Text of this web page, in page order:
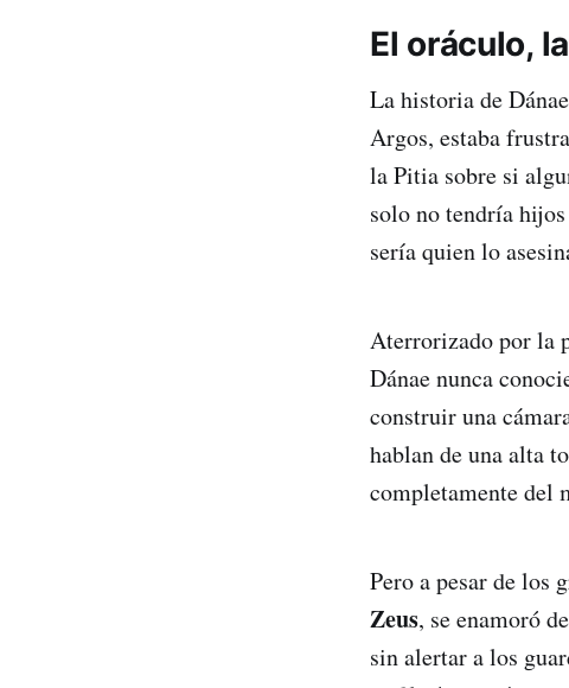
El oráculo,
La historia de
Argos, estaba
la Pitia sobre si
solo no tendría
sería quien lo
Aterrorizado por la
Dánae nunca
construir una
hablan de una alta
completamente del
Pero a pesar de los
Zeus, se enamoró
sin alertar a los